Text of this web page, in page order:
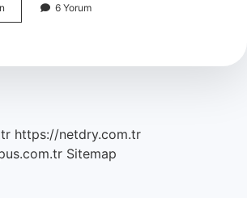
Harabiyet
ne
6 Yorum
https://netdry.com.tr
Sitemap